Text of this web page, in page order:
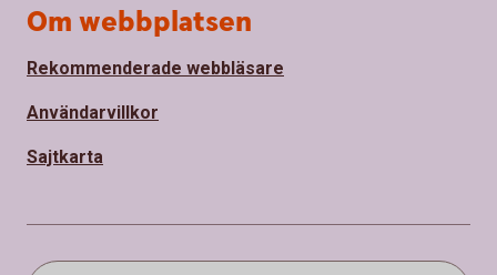
Om webbplatsen
Rekommenderade webbläsare
Användarvillkor
Sajtkarta